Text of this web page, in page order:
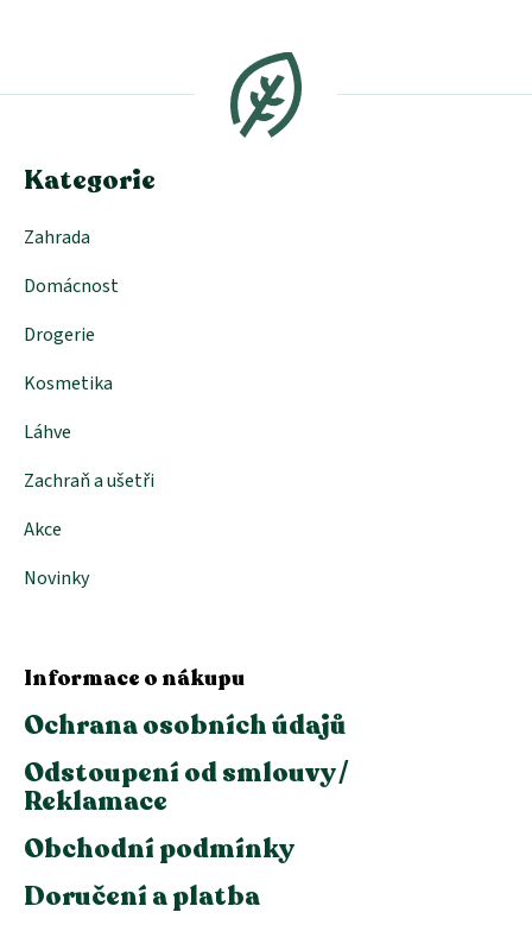
a
Kategorie
Zahrada
Domácnost
Drogerie
Kosmetika
Láhve
Zachraň a ušetři
Akce
Novinky
Informace o nákupu
Ochrana osobních údajů
Odstoupení od smlouvy /
Reklamace
Obchodní podmínky
Doručení a platba